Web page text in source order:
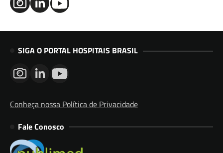
SIGA O PORTAL HOSPITAIS BRASIL
Conheça nossa Política de Privacidade
Fale Conosco